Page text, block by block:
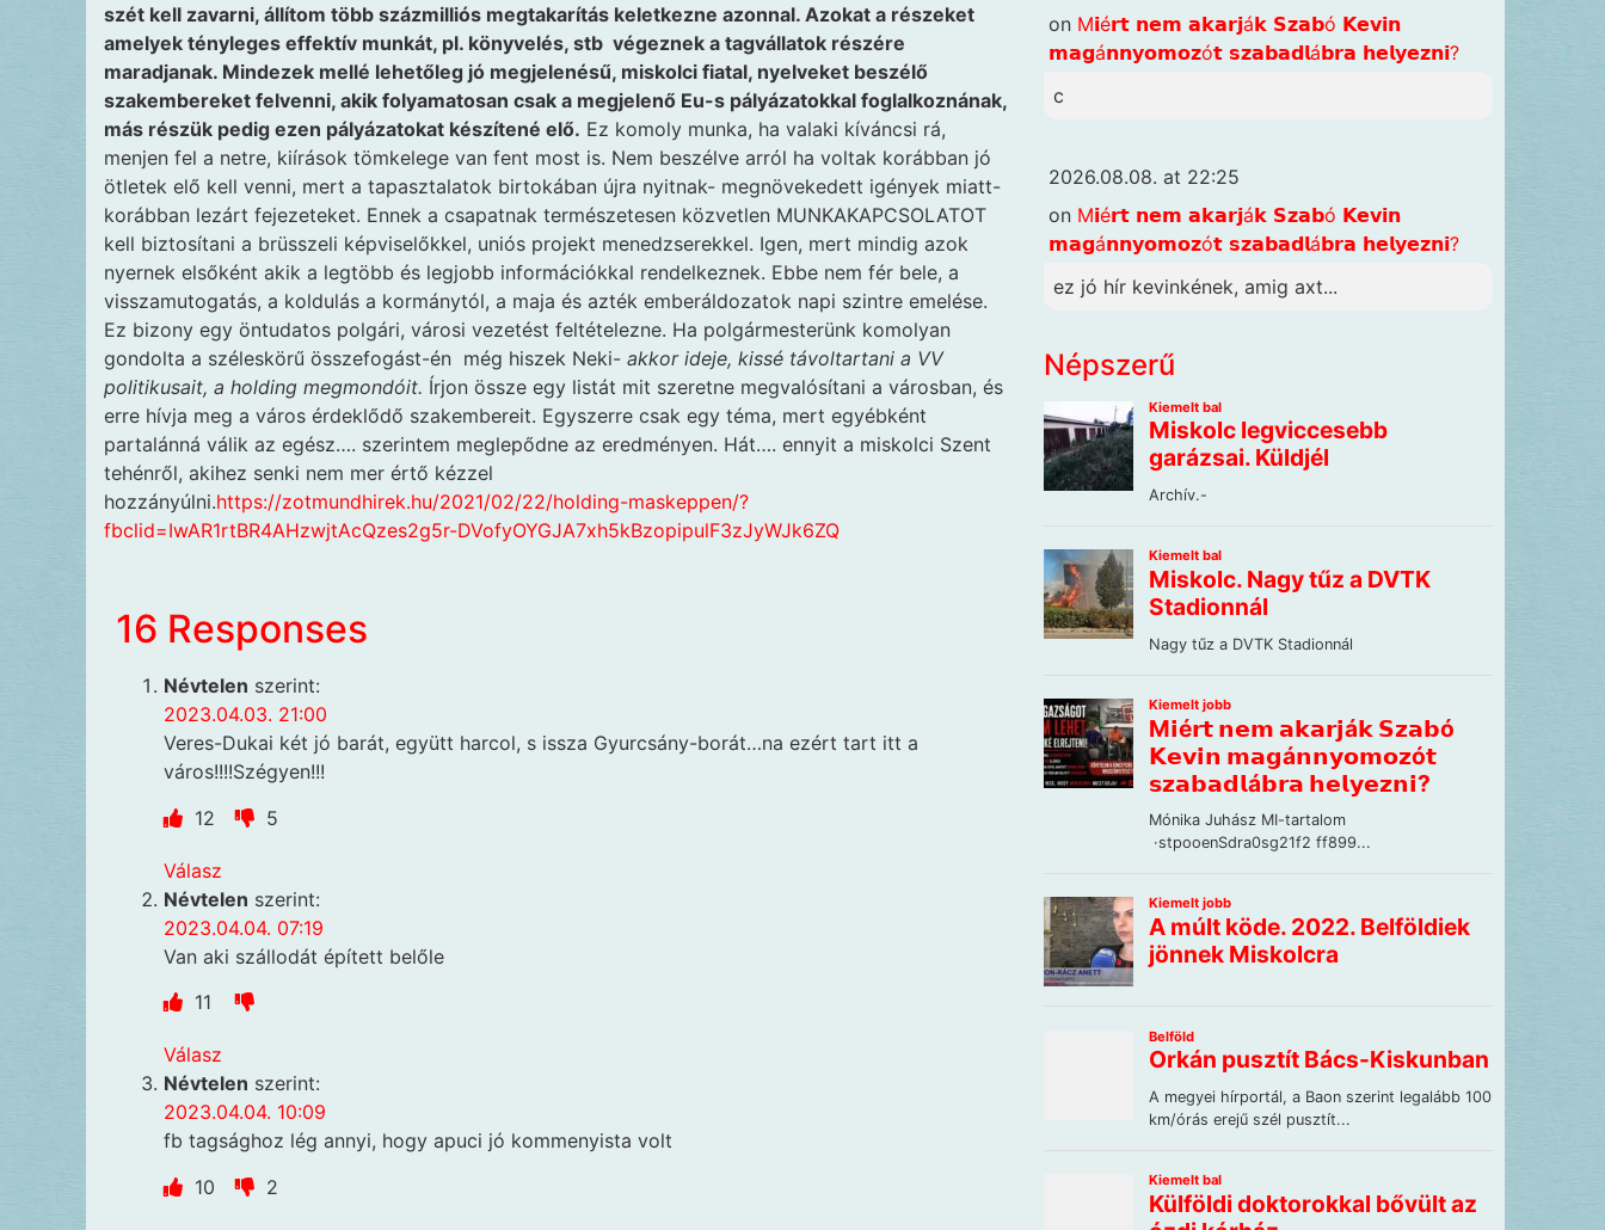
szét kell zavarni, állítom több százmilliós megtakarítás keletkezne azonnal. Azokat a részeket
amelyek tényleges effektív munkát, pl. könyvelés, stb végeznek a tagvállatok részére
maradjanak. Mindezek mellé lehetőleg jó megjelenésű, miskolci fiatal, nyelveket beszélő
szakembereket felvenni, akik folyamatosan csak a megjelenő Eu-s pályázatokkal foglalkoznának,
más részük pedig ezen pályázatokat készítené elő. Ez komoly munka, ha valaki kíváncsi rá,
menjen fel a netre, kiírások tömkelege van fent most is. Nem beszélve arról ha voltak korábban jó
ötletek elő kell venni, mert a tapasztalatok birtokában újra nyitnak- megnövekedett igények miatt-
korábban lezárt fejezeteket. Ennek a csapatnak természetesen közvetlen MUNKAKAPCSOLATOT
kell biztosítani a brüsszeli képviselőkkel, uniós projekt menedzserekkel. Igen, mert mindig azok
nyernek elsőként akik a legtöbb és legjobb információkkal rendelkeznek. Ebbe nem fér bele, a
visszamutogatás, a koldulás a kormánytól, a maja és azték emberáldozatok napi szintre emelése.
Ez bizony egy öntudatos polgári, városi vezetést feltételezne. Ha polgármesterünk komolyan
gondolta a széleskörű összefogást-én még hiszek Neki- akkor ideje, kissé távoltartani a VV
politikusait, a holding megmondóit. Írjon össze egy listát mit szeretne megvalósítani a városban, és
erre hívja meg a város érdeklődő szakembereit. Egyszerre csak egy téma, mert egyébként
partalánná válik az egész…. szerintem meglepődne az eredményen. Hát…. ennyit a miskolci Szent
tehénről, akihez senki nem mer értő kézzel
hozzányúlni.https://zotmundhirek.hu/2021/02/22/holding-maskeppen/?
fbclid=IwAR1rtBR4AHzwjtAcQzes2g5r-DVofyOYGJA7xh5kBzopipulF3zJyWJk6ZQ
16 Responses
Névtelen szerint:
2023.04.03. 21:00
Veres-Dukai két jó barát, együtt harcol, s issza Gyurcsány-borát…na ezért tart itt a
város!!!!Szégyen!!!
12
5
Válasz
Névtelen szerint:
2023.04.04. 07:19
Van aki szállodát épített belőle
11
Válasz
Névtelen szerint:
2023.04.04. 10:09
fb tagsághoz lég annyi, hogy apuci jó kommenyista volt
10
2
on M𝗶é𝗿𝘁 𝗻𝗲𝗺 𝗮𝗸𝗮𝗿𝗷á𝗸 𝗦𝘇𝗮𝗯ó 𝗞𝗲𝘃𝗶𝗻
𝗺𝗮𝗴á𝗻𝗻𝘆𝗼𝗺𝗼𝘇ó𝘁 𝘀𝘇𝗮𝗯𝗮𝗱𝗹á𝗯𝗿𝗮 𝗵𝗲𝗹𝘆𝗲𝘇𝗻𝗶?
c
2026.08.08. at 22:25
on M𝗶é𝗿𝘁 𝗻𝗲𝗺 𝗮𝗸𝗮𝗿𝗷á𝗸 𝗦𝘇𝗮𝗯ó 𝗞𝗲𝘃𝗶𝗻
𝗺𝗮𝗴á𝗻𝗻𝘆𝗼𝗺𝗼𝘇ó𝘁 𝘀𝘇𝗮𝗯𝗮𝗱𝗹á𝗯𝗿𝗮 𝗵𝗲𝗹𝘆𝗲𝘇𝗻𝗶?
ez jó hír kevinkének, amig axt...
Népszerű